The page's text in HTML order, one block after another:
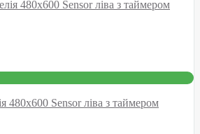
Sensor ліва з таймером